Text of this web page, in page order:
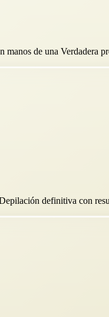
de una Verdadera
definitiva con